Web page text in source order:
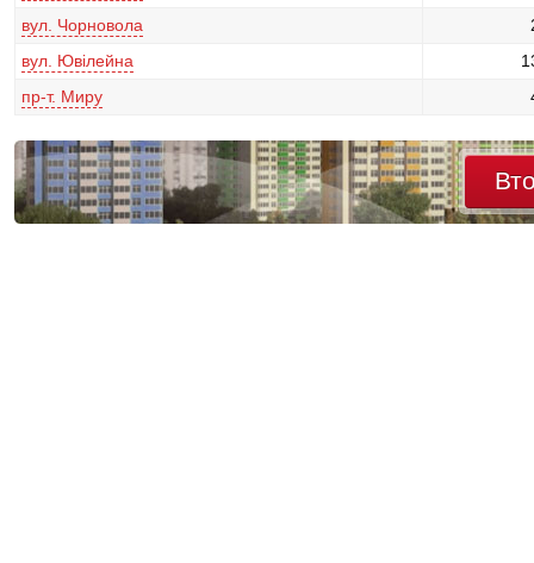
вул. Чорновола
вул. Ювілейна
пр-т. Миру